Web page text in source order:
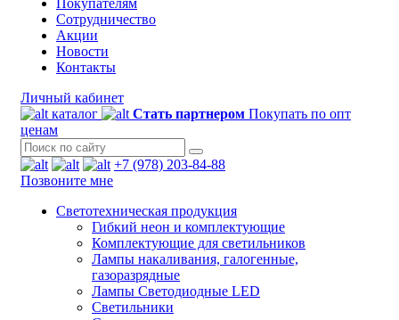
Покупателям
Сотрудничество
Акции
Новости
Контакты
Личный кабинет
каталог
Стать партнером Покупать по опт
ценам
+7 (978) 203-84-88
Позвоните мне
Светотехническая продукция
Гибкий неон и комплектующие
Комплектующие для светильников
Лампы накаливания, галогенные,
газоразрядные
Лампы Светодиодные LED
Светильники